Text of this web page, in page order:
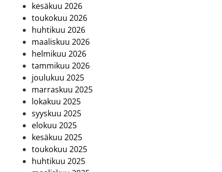
kesäkuu 2026
toukokuu 2026
huhtikuu 2026
maaliskuu 2026
helmikuu 2026
tammikuu 2026
joulukuu 2025
marraskuu 2025
lokakuu 2025
syyskuu 2025
elokuu 2025
kesäkuu 2025
toukokuu 2025
huhtikuu 2025